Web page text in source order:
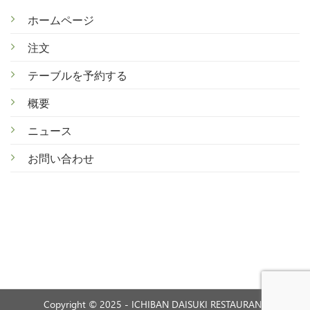
ホームページ
注文
テーブルを予約する
概要
ニュース
お問い合わせ
Copyright © 2025 - ICHIBAN DAISUKI RESTAURANT